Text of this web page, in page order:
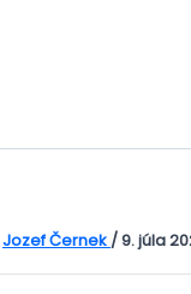
Jozef Černek /9. júla